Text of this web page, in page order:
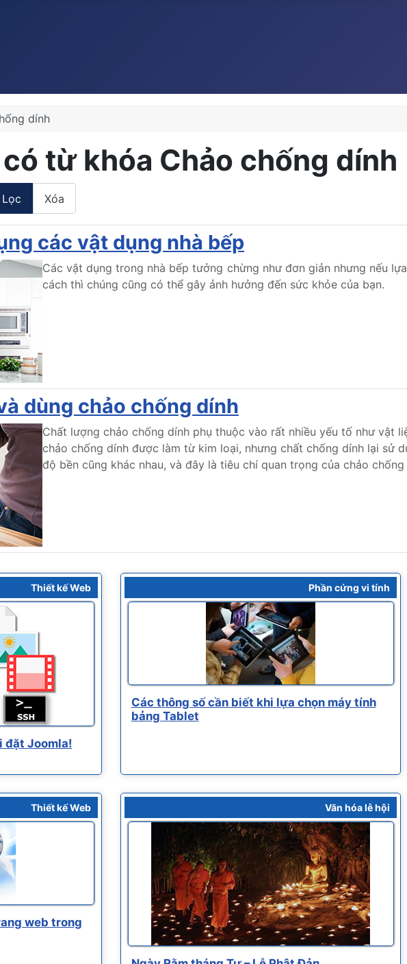
dính
từ khóa Chảo chống dính
Lọc Xóa
các vật dụng nhà bếp
Các vật dụng trong nhà bếp tưởng chừng như đơn giản nhưng nếu
cách thì chúng cũng có thể gây ảnh hưởng đến sức khỏe của bạn.
dùng chảo chống dính
Chất lượng chảo chống dính phụ thuộc vào rất nhiều yếu tố như vật
chảo chống dính được làm từ kim loại, nhưng chất chống dính lại sử
độ bền cũng khác nhau, và đây là tiêu chí quan trọng của chảo chống
Thiết kế Web
đặt Joomla!
Phần cứng vi tính
Các thông số cần biết khi lựa chọn máy tính
bảng Tablet
Thiết kế Web
web trong
Văn hóa lễ hội